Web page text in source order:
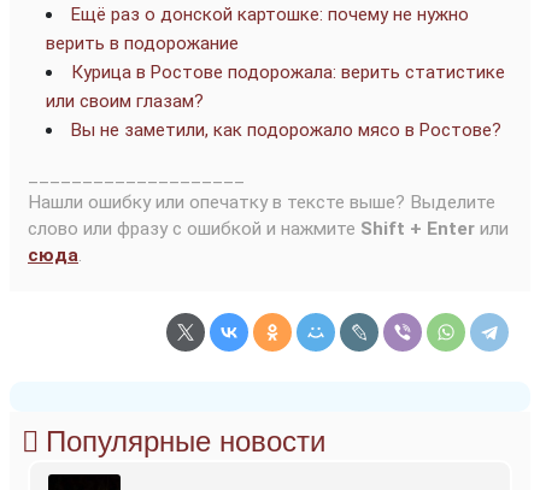
Ещё раз о донской картошке: почему не нужно
верить в подорожание
Курица в Ростове подорожала: верить статистике
или своим глазам?
Вы не заметили, как подорожало мясо в Ростове?
Нашли ошибку или опечатку в тексте выше? Выделите
слово или фразу с ошибкой и нажмите Shift + Enter или
сюда.
Популярные новости